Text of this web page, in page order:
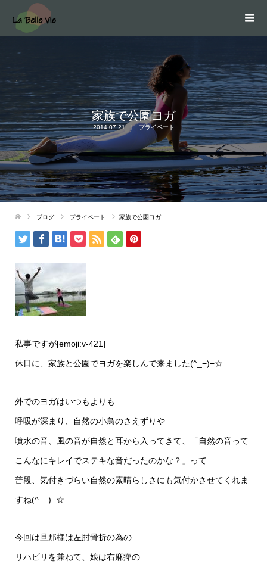
家族で公園ヨガ
2014.07.21 プライベート
ブログ プライベート 家族で公園ヨガ
私事ですが[emoji:v-421]
休日に、家族と公園でヨガを楽しんで来ました(^_−)−☆
外でのヨガはいつもよりも
呼吸が深まり、自然の小鳥のさえずりや
噴水の音、風の音が自然と耳から入ってきて、「自然の音って
こんなにキレイでステキな音だったのかな？」って
普段、気付きづらい自然の素晴らしさにも気付かさせてくれま
すね(^_−)−☆
今回は旦那様は左肘骨折の為の
リハビリを兼ねて、娘は右麻痺の